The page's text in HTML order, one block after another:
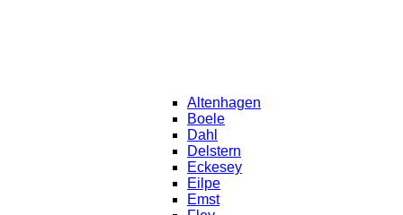
Altenhagen
Boele
Dahl
Delstern
Eckesey
Eilpe
Emst